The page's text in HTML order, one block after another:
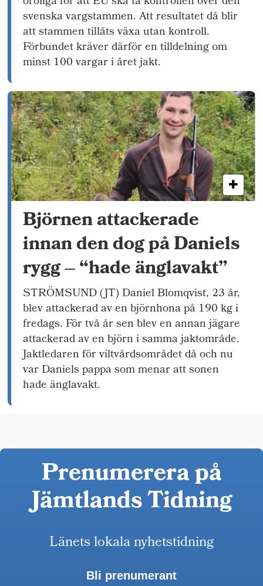
svenska vargstammen. Att resultatet då blir
att stammen tillåts växa utan kontroll.
Förbundet kräver därför en tilldelning om
minst 100 vargar i året jakt.
Björnen attackerade
innan den dog på Daniels
rygg – “hade änglavakt”
STRÖMSUND (JT) Daniel Blomqvist, 23 år,
blev attackerad av en björnhona på 190 kg i
fredags. För två år sen blev en annan jägare
attackerad av en björn i samma jaktområde.
Jaktledaren för viltvårdsområdet då och nu
var Daniels pappa som menar att sonen
hade änglavakt.
Prenumerera på
Jämtlands Tidning
Länets lokala nyhetstidning
Bli prenumerant